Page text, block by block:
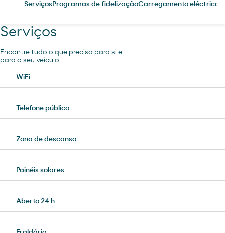
Serviços Programas de fidelizaçãoCarregamento eléctrico
Serviços
Encontre tudo o que precisa para si e
para o seu veículo.
WiFi
Telefone público
Zona de descanso
Painéis solares
Aberto 24 h